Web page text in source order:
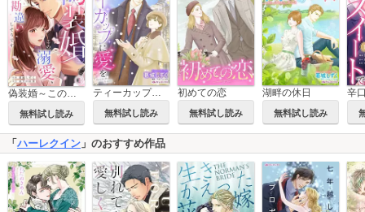
偽装婚～この溺愛、本物と勘違いしそうです～
無料試し読み
ティーカップに愛を
無料試し読み
初めての恋
無料試し読み
湖畔の休日
無料試し読み
「 ハーレクイン 」のおすすめ作品